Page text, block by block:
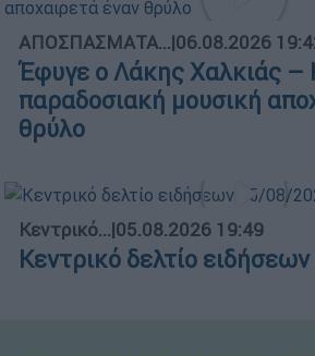
ΑΠΟΣΠΑΣΜΑΤΑ...|06.08.2026
Έφυγε ο Λάκης Χαλκιάς –
παραδοσιακή μουσική
θρύλο
Κεντρικό...|05.08.2026 19:49
Κεντρικό δελτίο